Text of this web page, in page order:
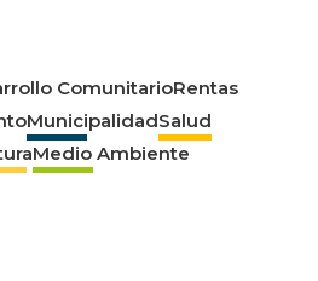
ComunitarioRentas
MunicipalidadSalud
Medio Ambiente